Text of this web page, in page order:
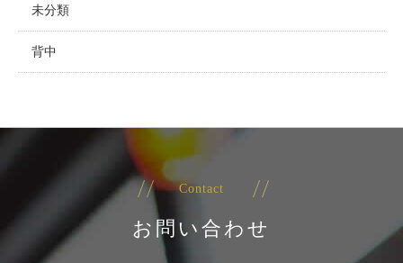
未分類
背中
Contact
お問い合わせ